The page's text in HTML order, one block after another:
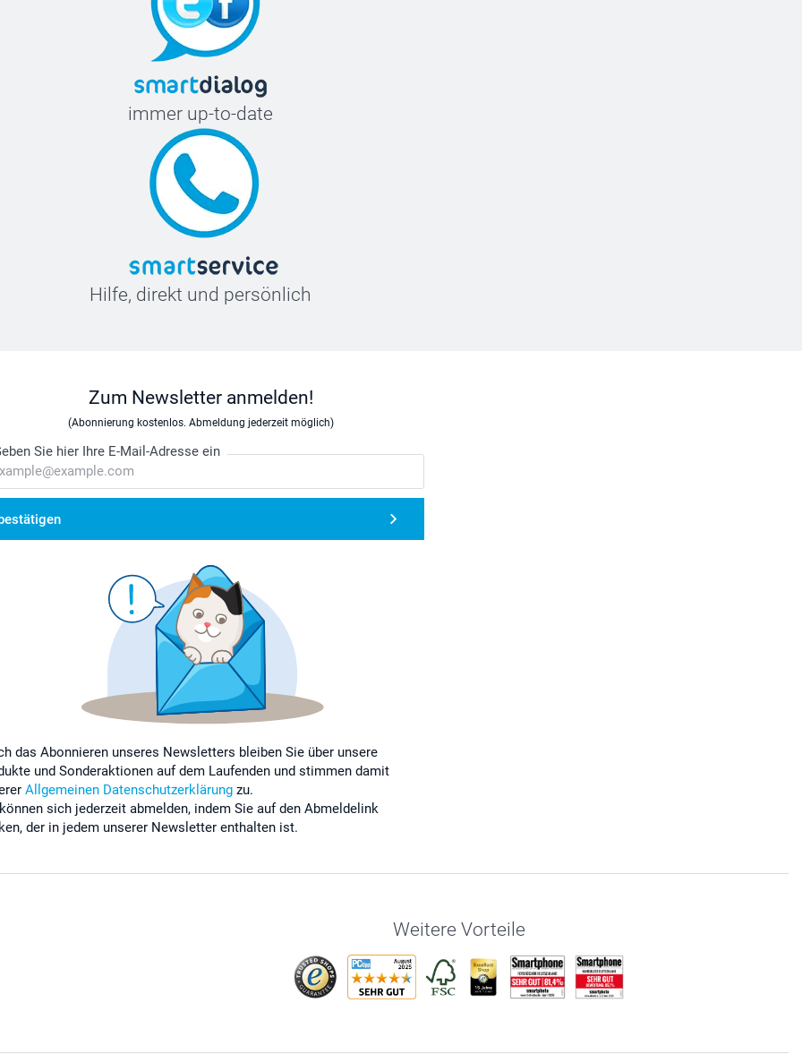
immer up-to-date
Hilfe, direkt und persönlich
Zum Newsletter anmelden!
(Abonnierung kostenlos. Abmeldung jederzeit möglich)
Sie hier Ihre E-Mail-Adresse ein
das Abonnieren unseres Newsletters bleiben Sie über unsere
und Sonderaktionen auf dem Laufenden und stimmen damit
Allgemeinen Datenschutzerklärung zu.
sich jederzeit abmelden, indem Sie auf den Abmeldelink
der in jedem unserer Newsletter enthalten ist.
Weitere Vorteile